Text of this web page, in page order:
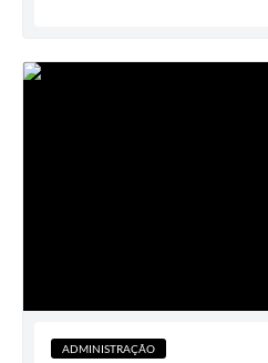
ADMINISTRAÇÃO